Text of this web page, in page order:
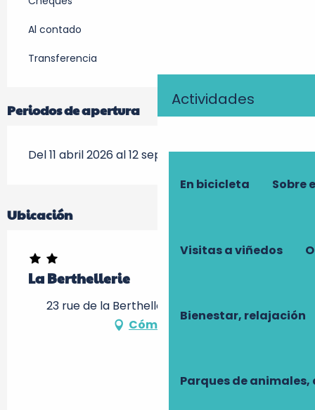
Actividades
En bicicleta Sobre
Visitas a viñedos
Bienestar, relajación
Parques de
Al contado
Transferencia
Periodos de apertura
Del 11 abril 2026 al 12 septiembre 2026
Ubicación
La Berthellerie
23 rue de la Berthellerie, 37400 Amboise
Cómo llegar